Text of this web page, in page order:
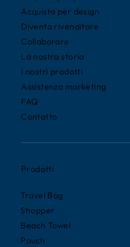
Acquista per design
Diventa rivenditore
Collaborare
La nostra storia
I nostri prodotti
Assistenza marketing
FAQ
Contatto
Prodotti
Travel Bag
Shopper
Beach Towel
Pouch